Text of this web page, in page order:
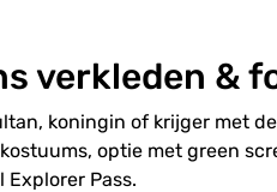
Blog
Neem contact
Rijtjes schema
verkleden &
koningin of krijger met
optie met green
Pass.